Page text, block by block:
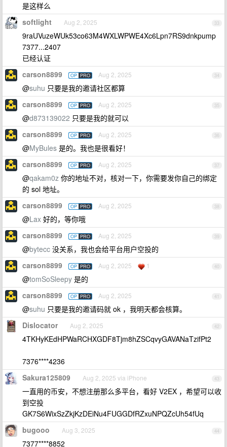
是这样么
33
softlight Aug 2, 2025
9raUVuzeWUk53co63M4WXLWPWE4Xc6Lpn7RS9dnkpump
7377...2407
已经认证
34
carson8899 OP PRO Aug 2, 2025
@suhu 只要是我的邀请社区都算
35
carson8899 OP PRO Aug 2, 2025
@d873139022 只要是我的就可以
36
carson8899 OP PRO Aug 2, 2025
@MyBules 是的。我也是很看好！
37
carson8899 OP PRO Aug 2, 2025
@qakam0z 你的地址不对，核对一下，你需要发你自己的绑定
的 sol 地址。
38
carson8899 OP PRO Aug 2, 2025
@Lax 好的，等你哦
39
carson8899 OP PRO Aug 2, 2025
@bytecc 没关系，我也会给平台用户空投的
40
carson8899 OP PRO Aug 2, 2025 1
@tomSoSleepy 是的
41
carson8899 OP PRO Aug 2, 2025
@suhu 只要是我的邀请码就 ok ，我明天都会核算。
42
Dislocator Aug 2, 2025
4TKHyKEdHPWaRCHXGDF8Tjm8hZSCqvyGAVANaTzifPt2
7376****4236
43
Sakura125809 Aug 2, 2025 via iPhone
一直用的币安，不想注册那么多平台，看好 V2EX ，希望可以收
到空投
GK7S6WixSzZkjKzDEiNu4FUGGDfRZxuNPQZcUh54fUq
44
bugooo Aug 3, 2025
7377****8852